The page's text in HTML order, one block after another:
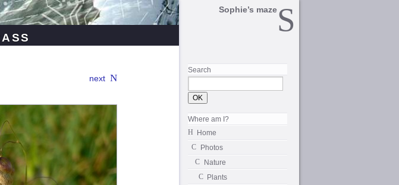
next
Sophie’s maze
Search
Where am I?
Home
Photos
Nature
Plants